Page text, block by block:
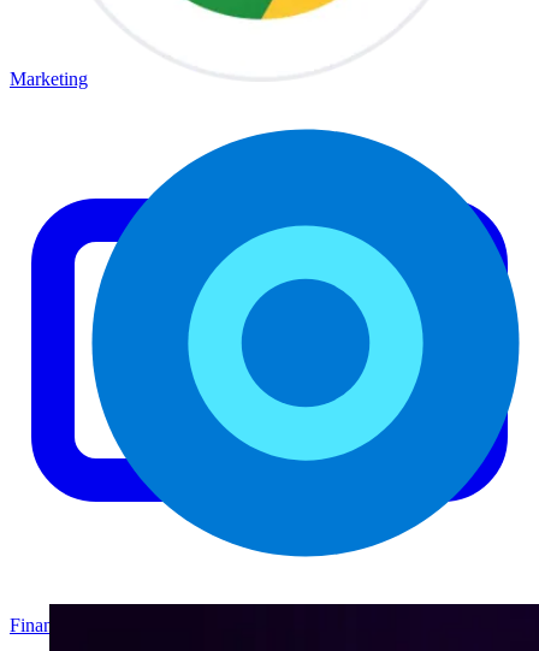
Marketing
Finanzas